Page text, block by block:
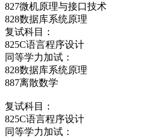
827微机原理与接口技术
828数据库系统原理
复试科目：
825C语言程序设计
同等学力加试：
828数据库系统原理
887离散数学
复试科目：
825C语言程序设计
同等学力加试：